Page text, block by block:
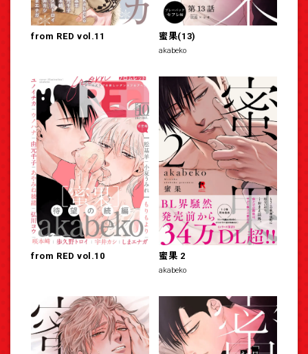
from RED vol.11 蜜果(13)
akabeko
from RED vol.10 蜜果 2
akabeko